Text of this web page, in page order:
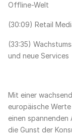
Offline-Welt
(30:09) Retail
(33:35)
und neue Services
Mit einer
europäische
einen
die Gunst der